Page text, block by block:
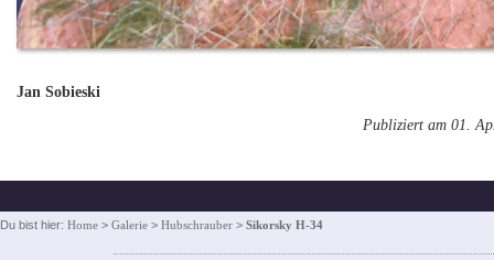
Jan Sobieski
Publiziert am 01.
Du bist hier: Home > Galerie > Hubschrauber > Sikorsky H-34